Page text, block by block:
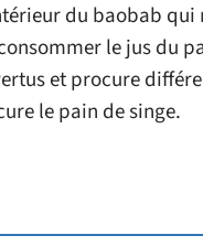
du baobab
le jus du
et procure
le pain de singe.